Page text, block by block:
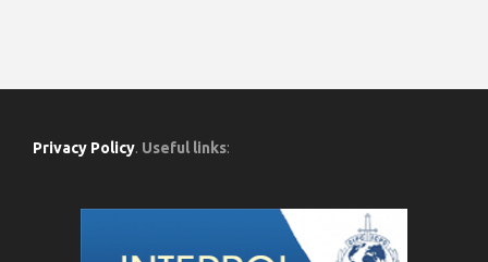
Privacy Policy. Useful links: